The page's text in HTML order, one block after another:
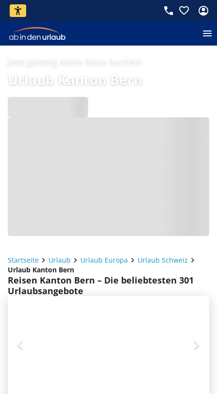
Jetzt günstig deine Reise buchen!
Urlaub Kanton Bern
Startseite Urlaub Urlaub Europa
Urlaub Schweiz
Urlaub Kanton Bern
Reisen Kanton Bern – Die beliebtesten 301
Urlaubsangebote